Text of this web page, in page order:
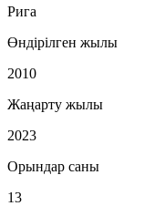
Рига
Өндірілген жылы
2010
Жаңарту жылы
2023
Орындар саны
13